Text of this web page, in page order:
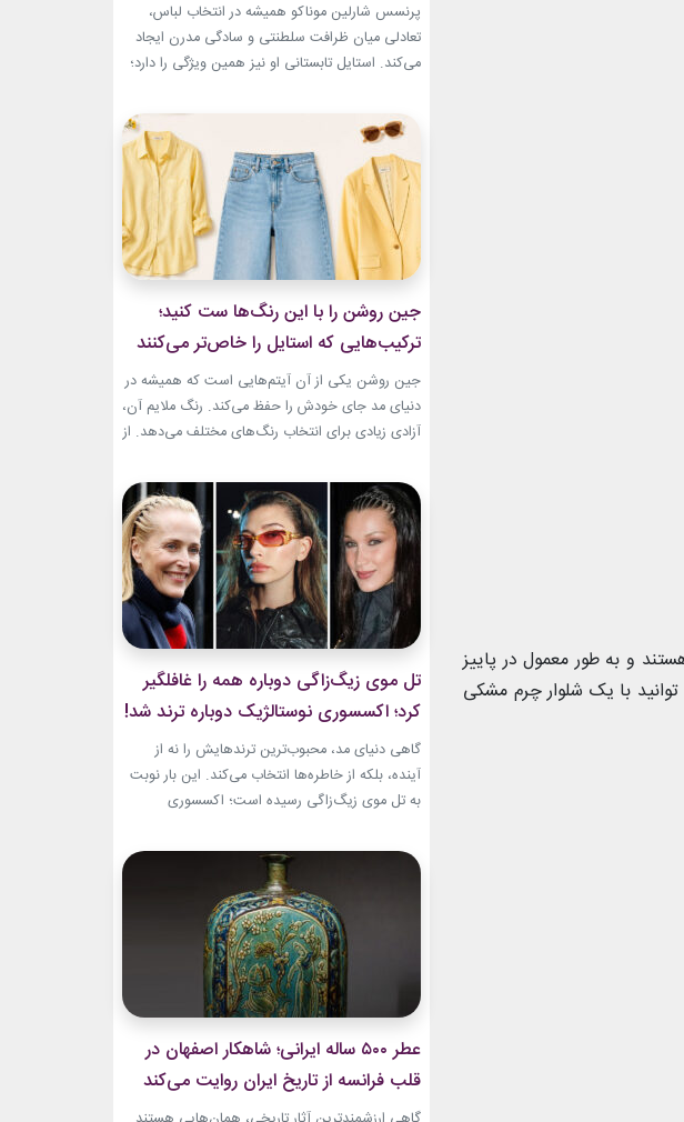
و به طور معمول در پاییز
با یک شلوار چرم مشکی
پرنسس شارلین موناکو همیشه در انتخاب لباس،
تعادلی میان ظرافت سلطنتی و سادگی مدرن ایجاد
می‌کند. استایل تابستانی او نیز همین ویژگی را دارد؛
طراحی‌هایی که برای روزهای گرم، هم راحت هستند
و هم باشکوه. از مراسم‌های رسمی کاخ گرفته تا
حضورهای صمیمی‌تر، شارلین نشان داده که
پیراهن‌های...
جین روشن را با این رنگ‌ها ست کنید؛
ترکیب‌هایی که استایل را خاص‌تر می‌کنند
جین روشن یکی از آن آیتم‌هایی است که همیشه در
دنیای مد جای خودش را حفظ می‌کند. رنگ ملایم آن،
آزادی زیادی برای انتخاب رنگ‌های مختلف می‌دهد. از
مینیمال، جین روشن می‌تواند پایه یک ظاهر شیک و
امروزی باشد. کافی است رنگ همراه آن را درست
انتخاب...
تل موی زیگ‌زاگی دوباره همه را غافلگیر
کرد؛ اکسسوری نوستالژیک دوباره ترند شد!
گاهی دنیای مد، محبوب‌ترین ترندهایش را نه از
آینده، بلکه از خاطره‌ها انتخاب می‌کند. این بار نوبت
به تل موی زیگ‌زاگی رسیده است؛ اکسسوری‌
اوایل دهه ۲۰۰۰ به یاد دارند و حالا با ظاهری آشنا اما
جایگاهی تازه، دوباره به مرکز توجه برگشته است....
عطر ۵۰۰ ساله ایرانی؛ شاهکار اصفهان در
قلب فرانسه از تاریخ ایران روایت می‌کند